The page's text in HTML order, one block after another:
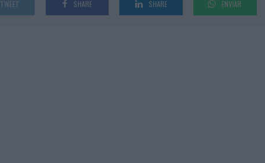
TWEET SHARE SHARE ENVIAR